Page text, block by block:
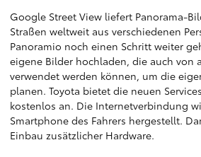
Google Street View liefert Panorama-
Straßen weltweit aus verschiedenen
Panoramio noch einen Schritt weiter
eigene Bilder hochladen, die auch von
verwendet werden können, um die
planen. Toyota bietet die neuen
kostenlos an. Die Internetverbindung
Smartphone des Fahrers hergestellt.
Einbau zusätzlicher Hardware.